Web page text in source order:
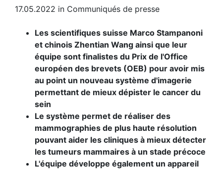
17.05.2022 in Communiqués de presse
Les scientifiques suisse Marco Stampanoni
et chinois Zhentian Wang ainsi que leur
équipe sont finalistes du Prix de l'Office
européen des brevets (OEB) pour avoir mis
au point un nouveau système d'imagerie
permettant de mieux dépister le cancer du
sein
Le système permet de réaliser des
mammographies de plus haute résolution
pouvant aider les cliniques à mieux détecter
les tumeurs mammaires à un stade précoce
L'équipe développe également un appareil